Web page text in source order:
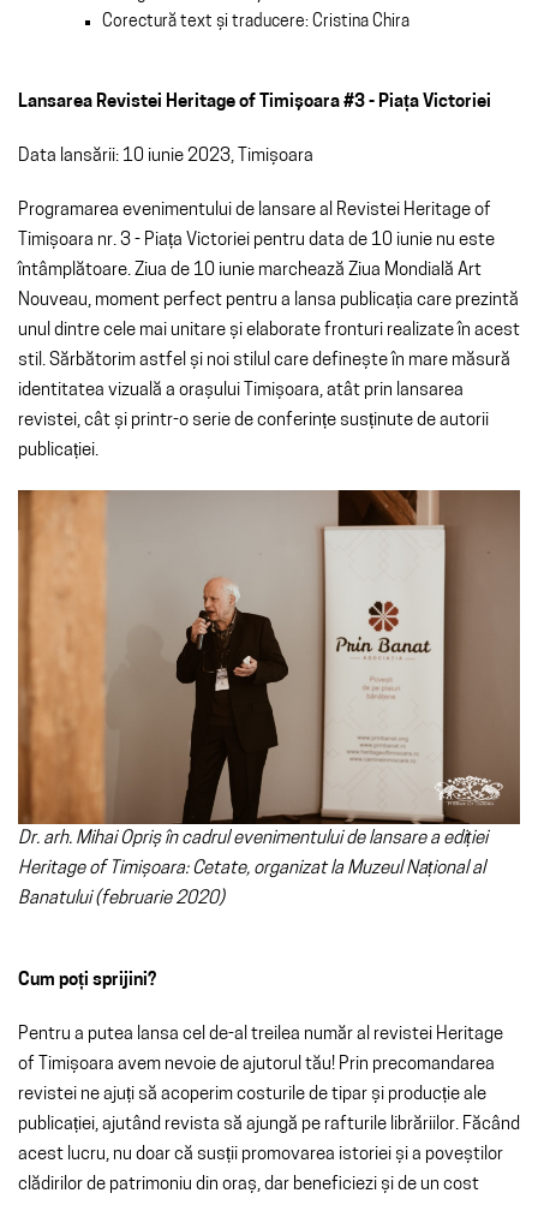
Corectură text și traducere: Cristina Chira
Lansarea Revistei Heritage of Timișoara #3 - Piața Victoriei
Data lansării: 10 iunie 2023, Timișoara
Programarea evenimentului de lansare al Revistei Heritage of
Timișoara nr. 3 - Piața Victoriei pentru data de 10 iunie nu este
întâmplătoare. Ziua de 10 iunie marchează Ziua Mondială Art
Nouveau, moment perfect pentru a lansa publicația care prezintă
unul dintre cele mai unitare și elaborate fronturi realizate în acest
stil. Sărbătorim astfel și noi stilul care definește în mare măsură
identitatea vizuală a orașului Timișoara, atât prin lansarea
revistei, cât și printr-o serie de conferințe susținute de autorii
publicației.
Dr. arh. Mihai Opriș în cadrul evenimentului de lansare a ediției
Heritage of Timișoara: Cetate, organizat la Muzeul Național al
Banatului (februarie 2020)
Cum poți sprijini?
Pentru a putea lansa cel de-al treilea număr al revistei Heritage
of Timișoara avem nevoie de ajutorul tău! Prin precomandarea
revistei ne ajuți să acoperim costurile de tipar și producție ale
publicației, ajutând revista să ajungă pe rafturile librăriilor. Făcând
acest lucru, nu doar că susții promovarea istoriei și a poveștilor
clădirilor de patrimoniu din oraș, dar beneficiezi și de un cost